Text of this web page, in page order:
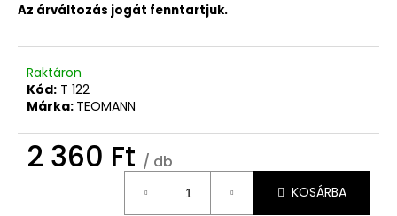
Az árváltozás jogát fenntartjuk.
Raktáron
Kód: T 122
Márka: TEOMANN
2 360 Ft / db
KOSÁRBA